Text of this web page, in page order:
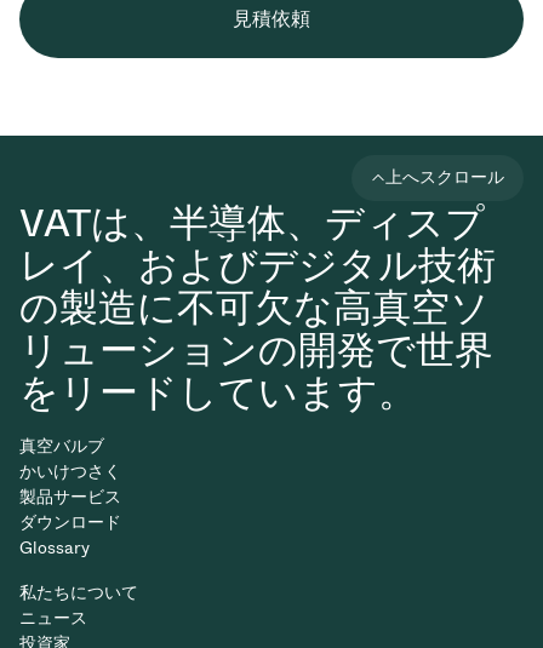
見積依頼
VATは、半導体、ディスプ
レイ、およびデジタル技術
の製造に不可欠な高真空ソ
リューションの開発で世界
をリードしています。
上へスクロール
真空バルブ
かいけつさく
製品サービス
ダウンロード
Glossary
私たちについて
ニュース
投資家